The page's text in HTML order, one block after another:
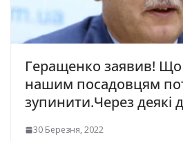
Геращенко заявив!
нашим посадовцям
зупинити.Через деякі
30 Березня, 2022